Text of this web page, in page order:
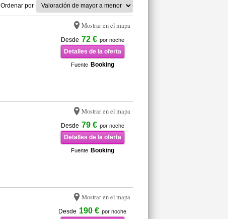
Ordenar por
Mostrar en el mapa
Desde 72 € por noche
Detalles de la oferta
Fuente Booking
Mostrar en el mapa
Desde 79 € por noche
Detalles de la oferta
Fuente Booking
Mostrar en el mapa
Desde 190 € por noche